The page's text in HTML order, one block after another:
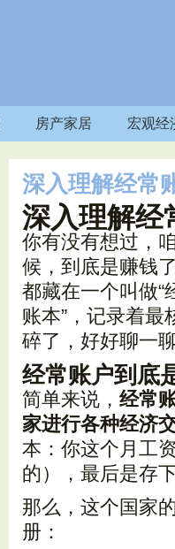
房产家居 宏观经
深入理解经常
深入理解经
你有没有想过，
候，到底是赚钱
都藏在一个叫做“
账本”，记录着
碎了，好好聊一
经常账户到底
简单来说， 经常
家进行各种经济
本：你这个月工
的），最后是存
那么，这个国家
册：